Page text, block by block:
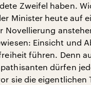
Zweifel haben.
Minister heute auf
Novellierung
Einsicht und
führen. Denn
dürfen
sie die eigentlichen